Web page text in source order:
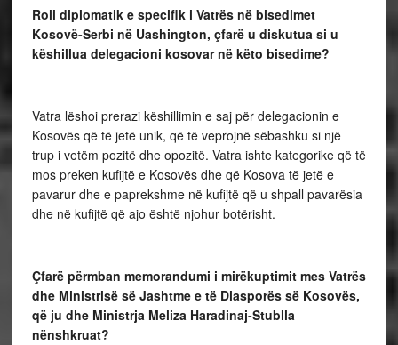
Roli diplomatik e specifik i Vatrës në bisedimet
Kosovë-Serbi në Uashington, çfarë u diskutua si u
këshillua delegacioni kosovar në këto bisedime?
Vatra lëshoi prerazi këshillimin e saj për delegacionin e
Kosovës që të jetë unik, që të veprojnë sëbashku si një
trup i vetëm pozitë dhe opozitë. Vatra ishte kategorike që të
mos preken kufijtë e Kosovës dhe që Kosova të jetë e
pavarur dhe e paprekshme në kufijtë që u shpall pavarësia
dhe në kufijtë që ajo është njohur botërisht.
Çfarë përmban memorandumi i mirëkuptimit mes Vatrës
dhe Ministrisë së Jashtme e të Diasporës së Kosovës,
që ju dhe Ministrja Meliza Haradinaj-Stublla
nënshkruat?